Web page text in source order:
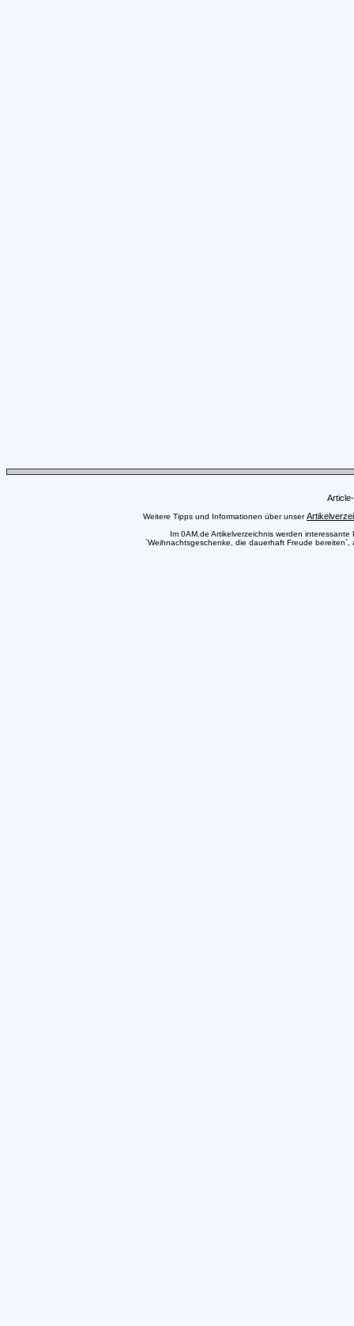
Weitere Tipps und Informationen über unser
Im 0AM.de Artikelverzeichnis werden
`Weihnachtsgeschenke, die dauerhaft Freude